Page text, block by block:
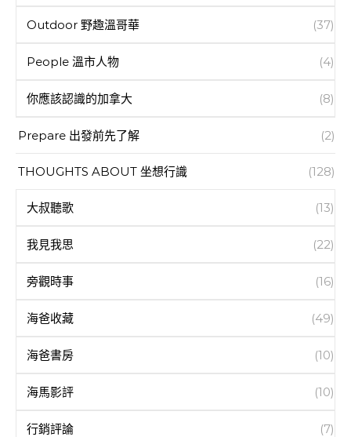
Outdoor 野趣溫哥華 (37)
People 溫市人物 (4)
你應該認識的加拿大 (8)
Prepare 出發前先了解 (2)
THOUGHTS ABOUT 坐想行識 (128)
大叔聽歌 (13)
我見我思 (22)
旁觀時事 (16)
海爸收藏 (49)
海爸書房 (10)
海馬影評 (10)
行銷評論 (7)